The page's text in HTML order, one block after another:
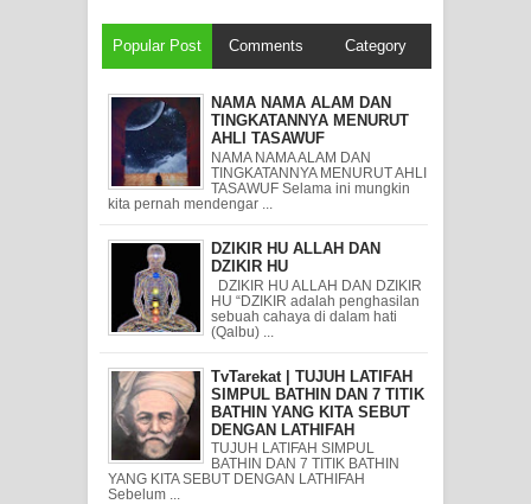
Popular Post Comments Category
NAMA NAMA ALAM DAN
TINGKATANNYA MENURUT
AHLI TASAWUF
NAMA NAMA ALAM DAN
TINGKATANNYA MENURUT AHLI
TASAWUF Selama ini mungkin
kita pernah mendengar ...
DZIKIR HU ALLAH DAN
DZIKIR HU
DZIKIR HU ALLAH DAN DZIKIR
HU “DZIKIR adalah penghasilan
sebuah cahaya di dalam hati
(Qalbu) ...
TvTarekat | TUJUH LATIFAH
SIMPUL BATHIN DAN 7 TITIK
BATHIN YANG KITA SEBUT
DENGAN LATHIFAH
TUJUH LATIFAH SIMPUL
BATHIN DAN 7 TITIK BATHIN
YANG KITA SEBUT DENGAN LATHIFAH
Sebelum ...